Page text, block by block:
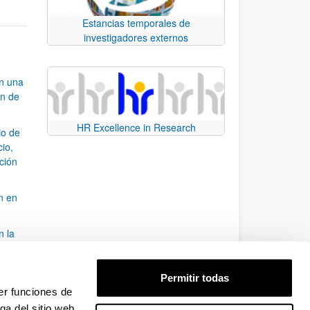
funciones de
Permitir todas
una
de
de
en
la
Estancias temporales de
investigadores externos
HR Excellence in Research